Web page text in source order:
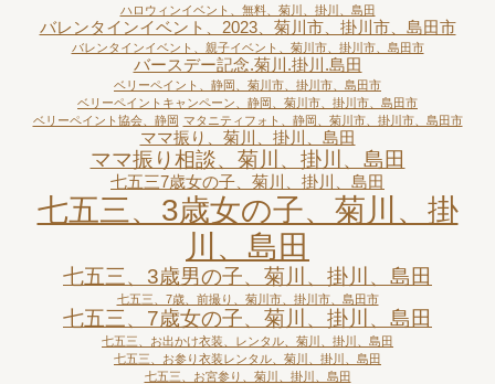
ハロウィンイベント、無料、菊川、掛川、島田
バレンタインイベント、2023、菊川市、掛川市、島田市
バレンタインイベント、親子イベント、菊川市、掛川市、島田市
バースデー記念.菊川.掛川.島田
ベリーペイント、静岡、菊川市、掛川市、島田市
ベリーペイントキャンペーン、静岡、菊川市、掛川市、島田市
ベリーペイント協会、静岡 マタニティフォト、静岡、菊川市、掛川市、島田市
ママ振り、菊川、掛川、島田
ママ振り相談、菊川、掛川、島田
七五三7歳女の子、菊川、掛川、島田
七五三、3歳女の子、菊川、掛
川、島田
七五三、3歳男の子、菊川、掛川、島田
七五三、7歳、前撮り、菊川市、掛川市、島田市
七五三、7歳女の子、菊川、掛川、島田
七五三、お出かけ衣装、レンタル、菊川、掛川、島田
七五三、お参り衣装レンタル、菊川、掛川、島田
七五三、お宮参り、菊川、掛川、島田